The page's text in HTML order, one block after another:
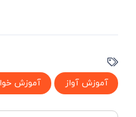
آموزش آواز آموزش